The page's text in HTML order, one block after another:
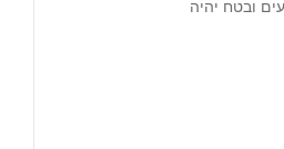
ובטח יהיה